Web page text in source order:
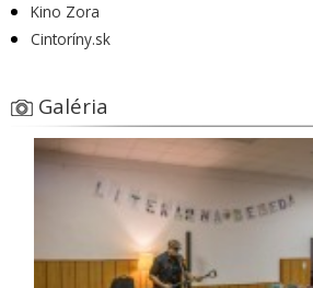
Kino Zora
Cintoríny.sk
Galéria